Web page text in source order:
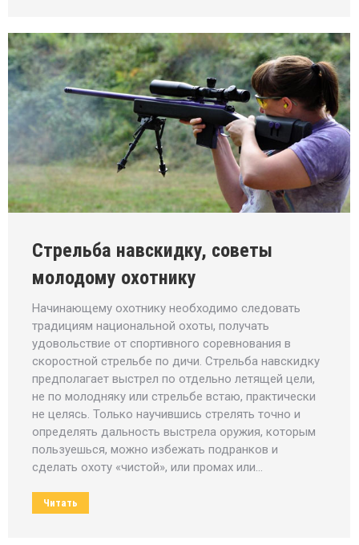
Стрельба навскидку, советы
молодому охотнику
Начинающему охотнику необходимо следовать
традициям национальной охоты, получать
удовольствие от спортивного соревнования в
скоростной стрельбе по дичи. Стрельба навскидку
предполагает выстрел по отдельно летящей цели,
не по молодняку или стрельбе встаю, практически
не целясь. Только научившись стрелять точно и
определять дальность выстрела оружия, которым
пользуешься, можно избежать подранков и
сделать охоту «чистой», или промах или…
Читать